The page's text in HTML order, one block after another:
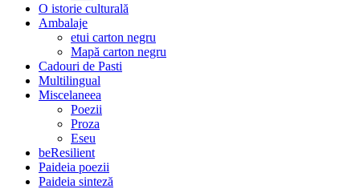
O istorie culturală
Ambalaje
etui carton negru
Mapă carton negru
Cadouri de Pasti
Multilingual
Miscelaneea
Poezii
Proza
Eseu
beResilient
Paideia poezii
Paideia sinteză